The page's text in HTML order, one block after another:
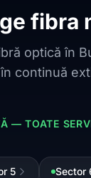
fibra
optică în
continuă
— TOATE
5 Sector